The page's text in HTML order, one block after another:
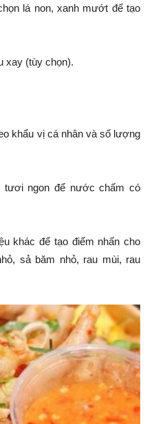
lá non, xanh mướt để tạo
xay (tùy chọn).
khẩu vị cá nhân và số lượng
tươi ngon để nước chấm có
khác để tạo điểm nhấn cho
sả băm nhỏ, rau mùi, rau